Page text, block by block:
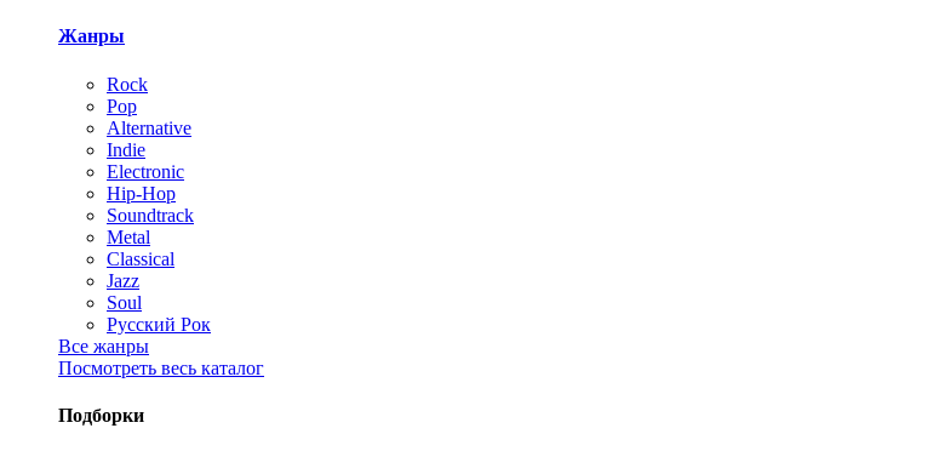
Жанры
Rock
Pop
Alternative
Indie
Electronic
Hip-Hop
Soundtrack
Metal
Classical
Jazz
Soul
Русский Рок
Все жанры
Посмотреть весь каталог
Подборки